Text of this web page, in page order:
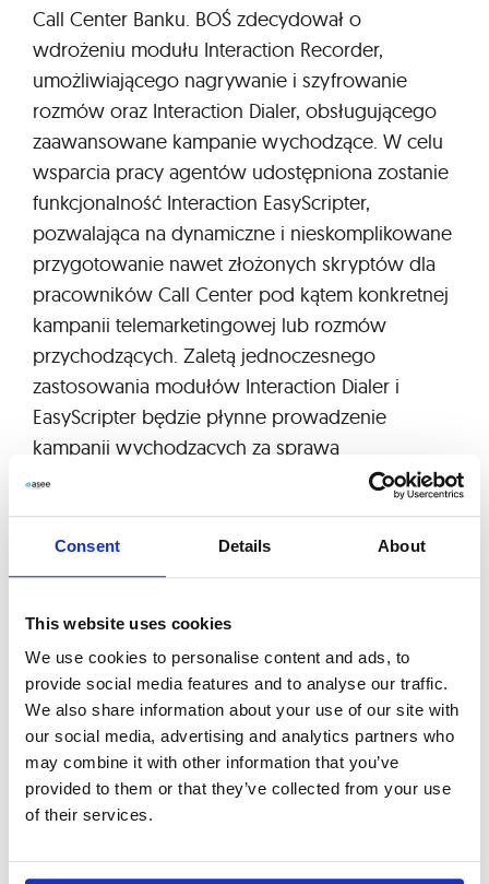
Consent Details About
This website uses cookies
We use cookies to personalise content and ads, to
provide social media features and to analyse our traffic.
We also share information about your use of our site with
our social media, advertising and analytics partners who
may combine it with other information that you’ve
provided to them or that they’ve collected from your use
of their services.
Call Center Banku. BOŚ zdecydował o
wdrożeniu modułu Interaction Recorder,
umożliwiającego nagrywanie i szyfrowanie
rozmów oraz Interaction Dialer, obsługującego
zaawansowane kampanie wychodzące. W celu
wsparcia pracy agentów udostępniona zostanie
funkcjonalność Interaction EasyScripter,
pozwalająca na dynamiczne i nieskomplikowane
przygotowanie nawet złożonych skryptów dla
pracowników Call Center pod kątem konkretnej
kampanii telemarketingowej lub rozmów
przychodzących. Zaletą jednoczesnego
zastosowania modułów Interaction Dialer i
EasyScripter będzie płynne prowadzenie
kampanii wychodzących za sprawą
funkcjonalności Dialera śledzącej skrypt agenta
rozmowy i nawiązującej połączenie
bezpośrednio po jej zakończeniu. Całość
zapewnienia ciągłości funkcjonowania Call
Center. Dodatkowo system CIC będzie
obsługiwał e-maile w multimedialnej kolejce.
Projekt prowadzony przez zespół ITD Polska
wstępnie obejmuje dwie lokalizacje: główną i
zapasową. Dzięki elastyczności systemu CIC oraz
sprzętowej przewidziany został nawet